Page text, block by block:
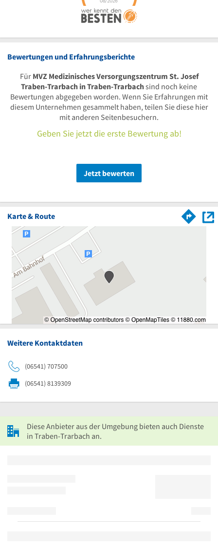
Bewertungen und Erfahrungsberichte
Für MVZ Medizinisches Versorgungszentrum St. Josef
Traben-Trarbach in Traben-Trarbachsind noch keine
Bewertungen abgegeben worden. Wenn Sie Erfahrungen mit
diesem Unternehmen gesammelt haben, teilen Sie diese hier
mit anderen Seitenbesuchern.
Geben Sie jetzt die erste Bewertung ab!
Jetzt bewerten
Karte & Route
Weitere Kontaktdaten
(06541) 707500
(06541) 8139309
Diese Anbieter aus der Umgebung bieten auch Dienste
in Traben-Trarbach an.